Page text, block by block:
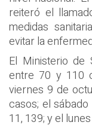
reiteró el
medidas
evitar la
El Ministerio de
entre 70 y 110
viernes 9 de
casos; el
11, 139; y el